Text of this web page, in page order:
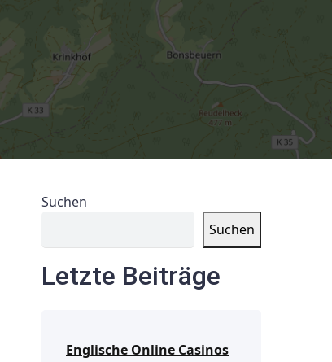
Suchen
Suchen
Letzte Beiträge
Englische Online Casinos